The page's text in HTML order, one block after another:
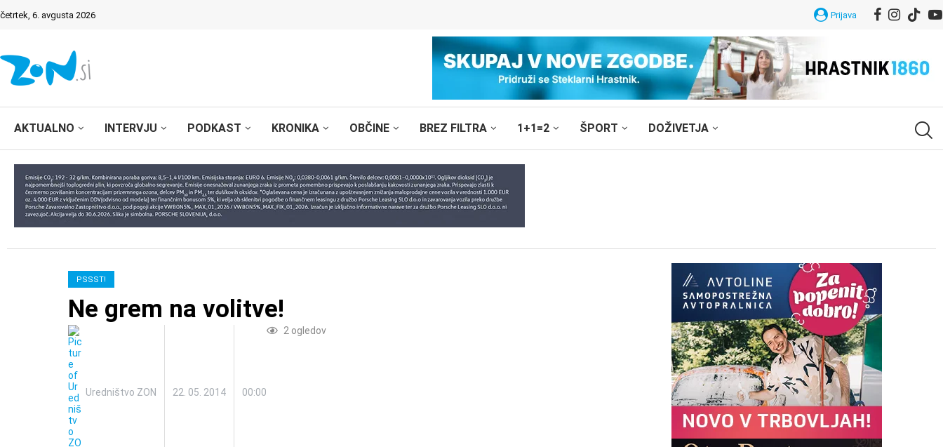
četrtek, 6. avgusta 2026 Prijava
AKTUALNO INTERVJU PODKAST KRONIKA OBČINE BREZ FILTRA 1+1=2 ŠPORT DOŽIVETJA
PSSST!
Ne grem na volitve!
Uredništvo ZON 22. 05. 2014 00:00
2 ogledov